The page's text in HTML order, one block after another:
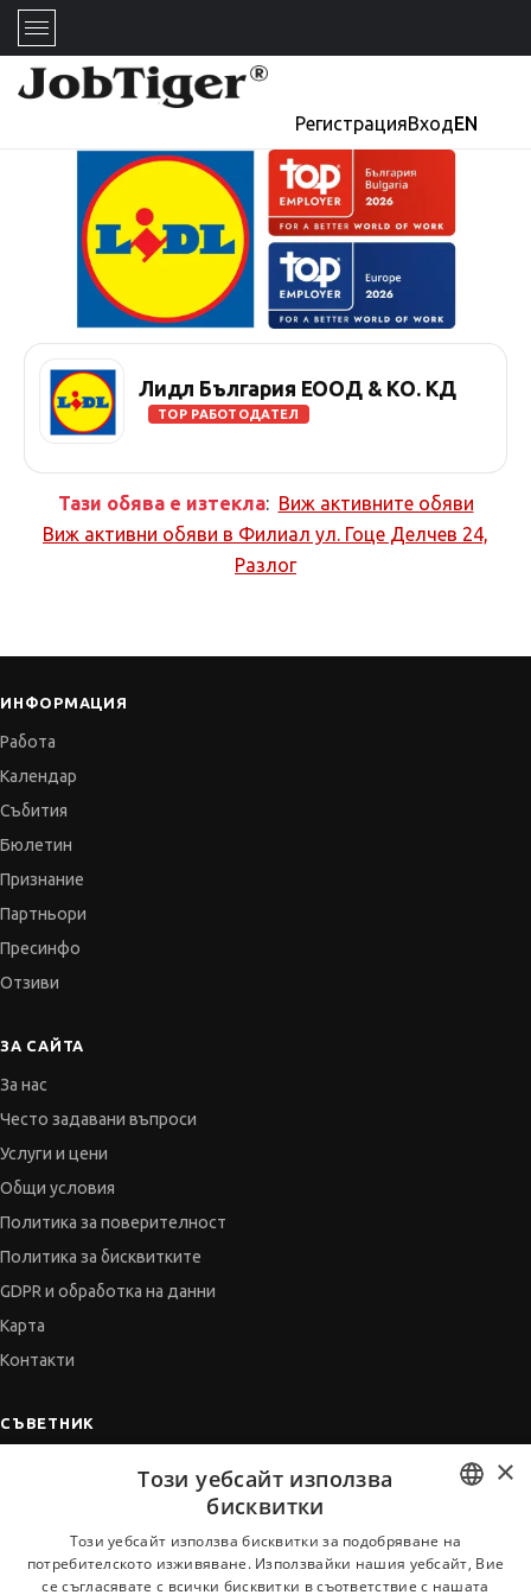
РегистрацияВходEN
Лидл България ЕООД & КО. КД
TOP РАБОТОДАТЕЛ
Тази обява е изтекла: Виж активните обяви
Виж активни обяви в Филиал ул. Гоце Делчев 24,
Разлог
ИНФОРМАЦИЯ
Работа
Календар
Събития
Бюлетин
Признание
Партньори
Пресинфо
Отзиви
ЗА САЙТА
За нас
Често задавани въпроси
Услуги и цени
Общи условия
Политика за поверителност
Политика за бисквитките
GDPR и обработка на данни
Карта
Контакти
СЪВЕТНИК
Когато получим оферта
BULGARIAN
ENGLISH
×
Този уебсайт използва
бисквитки
Този уебсайт използва бисквитки за подобряване на
потребителското изживяване. Използвайки нашия уебсайт, Вие
се съгласявате с всички бисквитки в съответствие с нашата